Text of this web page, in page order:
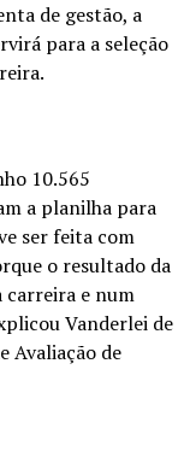
de gestão, a
para a seleção
10.565
a planilha para
ser feita com
o resultado da
carreira e num
Vanderlei de
Avaliação de